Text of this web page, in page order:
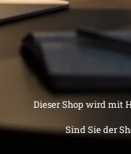
Dieser Shop wird mit
Sind Sie der